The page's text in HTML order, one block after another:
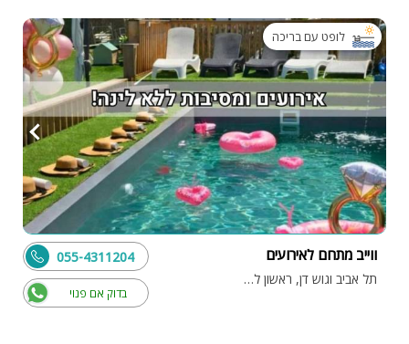
לופט עם בריכה
ווייב מתחם לאירועים
תל אביב וגוש דן, ראשון לציון
בדוק אם פנוי
055-4311204